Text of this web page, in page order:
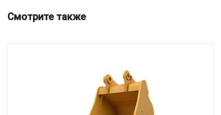
Смотрите также